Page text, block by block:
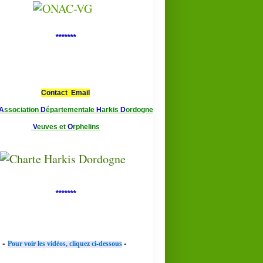
*******
Contact Email
ssociation Départementale Harkis Dordogne
Veuves et Orphelins
*******
- Pour voir les vidéos, cliquez ci-dessous -